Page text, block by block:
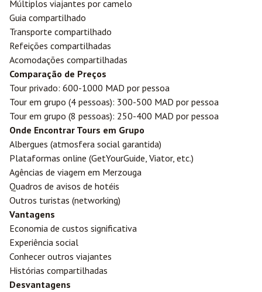
Múltiplos viajantes por camelo
Guia compartilhado
Transporte compartilhado
Refeições compartilhadas
Acomodações compartilhadas
Comparação de Preços
Tour privado: 600-1000 MAD por pessoa
Tour em grupo (4 pessoas): 300-500 MAD por pessoa
Tour em grupo (8 pessoas): 250-400 MAD por pessoa
Onde Encontrar Tours em Grupo
Albergues (atmosfera social garantida)
Plataformas online (GetYourGuide, Viator, etc.)
Agências de viagem em Merzouga
Quadros de avisos de hotéis
Outros turistas (networking)
Vantagens
Economia de custos significativa
Experiência social
Conhecer outros viajantes
Histórias compartilhadas
Desvantagens